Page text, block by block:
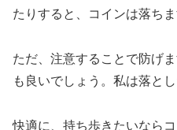
たりすると、コインは落ちま
ただ、注意することで防げ
も良いでしょう。私は落と
快適に、持ち歩きたいなら